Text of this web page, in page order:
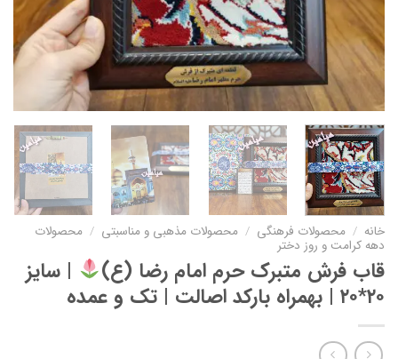
خانه / محصولات فرهنگی / محصولات مذهبی و مناسبتی / محصولات
دهه کرامت و روز دختر
قاب فرش متبرک حرم امام رضا (ع)
| سایز
۲۰*۲۰ | بهمراه بارکد اصالت | تک و عمده